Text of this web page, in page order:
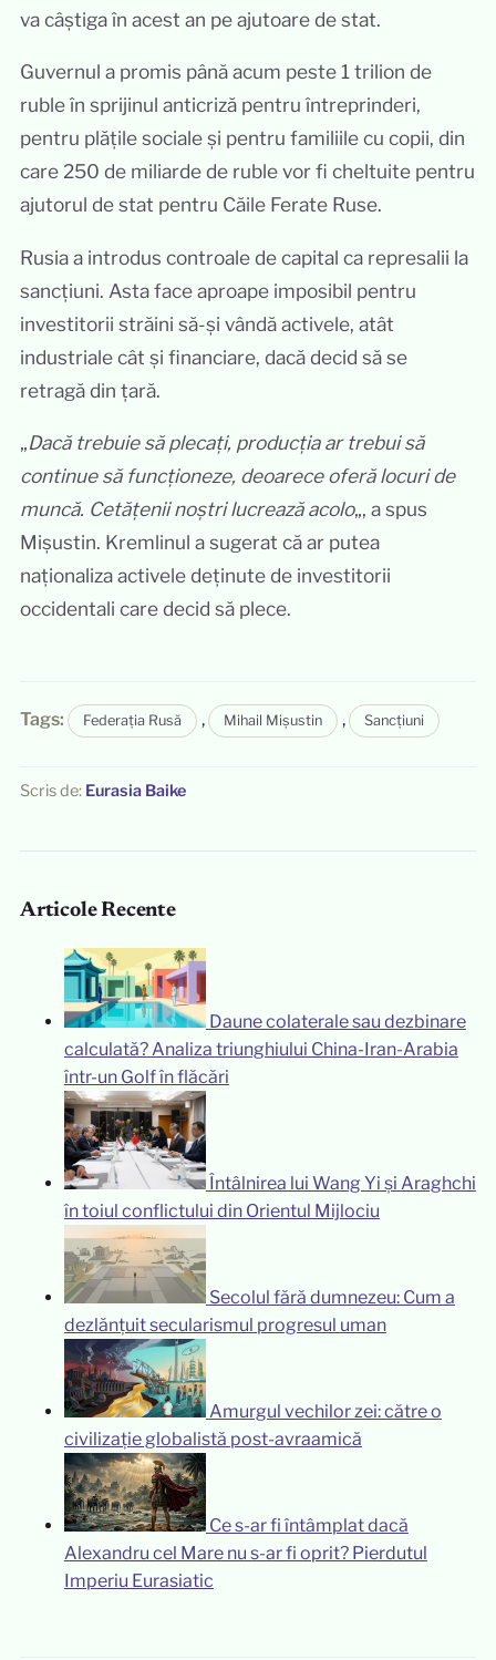
va câștiga în acest an pe ajutoare de stat.
Guvernul a promis până acum peste 1 trilion de
ruble în sprijinul anticriză pentru întreprinderi,
pentru plățile sociale și pentru familiile cu copii, din
care 250 de miliarde de ruble vor fi cheltuite pentru
ajutorul de stat pentru Căile Ferate Ruse.
Rusia a introdus controale de capital ca represalii la
sancțiuni. Asta face aproape imposibil pentru
investitorii străini să-și vândă activele, atât
industriale cât și financiare, dacă decid să se
retragă din țară.
„Dacă trebuie să plecați, producția ar trebui să
continue să funcționeze, deoarece oferă locuri de
muncă. Cetățenii noștri lucrează acolo„, a spus
Mișustin. Kremlinul a sugerat că ar putea
naționaliza activele deținute de investitorii
occidentali care decid să plece.
Tags: Federația Rusă , Mihail Mișustin , Sancțiuni
Scris de: Eurasia Baike
Articole Recente
Daune colaterale sau dezbinare
calculată? Analiza triunghiului China-Iran-Arabia
într-un Golf în flăcări
Întâlnirea lui Wang Yi și Araghchi
în toiul conflictului din Orientul Mijlociu
Secolul fără dumnezeu: Cum a
dezlănțuit secularismul progresul uman
Amurgul vechilor zei: către o
civilizație globalistă post-avraamică
Ce s-ar fi întâmplat dacă
Alexandru cel Mare nu s-ar fi oprit? Pierdutul
Imperiu Eurasiatic